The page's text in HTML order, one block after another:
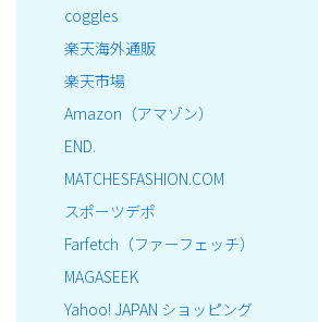
coggles
楽天海外通販
楽天市場
Amazon（アマゾン）
END.
MATCHESFASHION.COM
スポーツデポ
Farfetch（ファーフェッチ）
MAGASEEK
Yahoo! JAPAN ショッピング